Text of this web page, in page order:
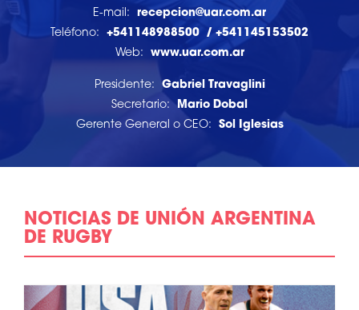
E-mail:
recepcion@uar.com.ar
Teléfono:
+541148988500 / +541145153502
Web:
www.uar.com.ar
Presidente:
Gabriel Travaglini
Secretario: Mario Dobal
Gerente General o CEO:
Sol Iglesias
NOTICIAS DE UNIÓN ARGENTINA
DE RUGBY